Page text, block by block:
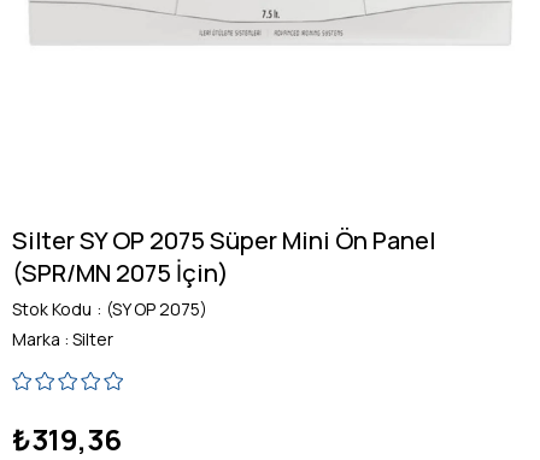
Silter SY OP 2075 Süper Mini Ön Panel
(SPR/MN 2075 İçin)
Stok Kodu
(SY OP 2075)
Marka : Silter
₺319,36